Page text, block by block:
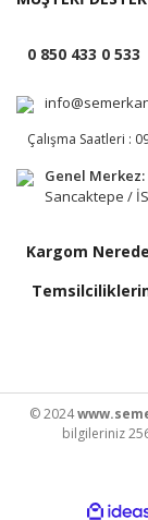
0 850 433 0 533
Çalışma Saatleri :
Genel Merkez:
Sancaktepe /
Kargom
© 2024
bilgileriniz